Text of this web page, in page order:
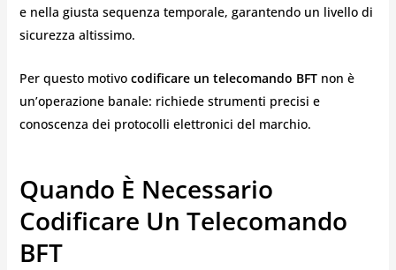
e nella giusta sequenza temporale, garantendo un livello di
sicurezza altissimo.
Per questo motivo codificare un telecomando BFTnon è
un’operazione banale: richiede strumenti precisi e
conoscenza dei protocolli elettronici del marchio.
Quando È Necessario
Codificare Un Telecomando
BFT